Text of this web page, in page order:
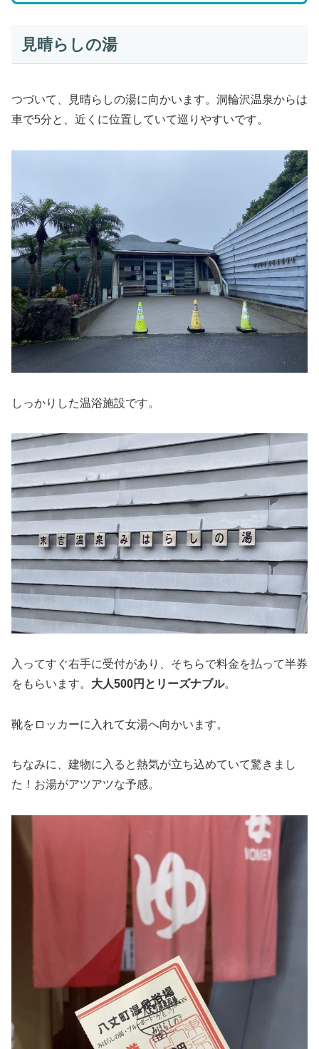
見晴らしの湯
つづいて、見晴らしの湯に向かいます。洞輪沢温泉からは
車で5分と、近くに位置していて巡りやすいです。
しっかりした温浴施設です。
入ってすぐ右手に受付があり、そちらで料金を払って半券
をもらいます。 大人500円とリーズナブル。
靴をロッカーに入れて女湯へ向かいます。
ちなみに、建物に入ると熱気が立ち込めていて驚きまし
た！お湯がアツアツな予感。